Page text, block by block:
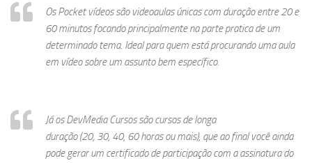
Os Pocket vídeos são videoaulas únicas com duração entre 20 e
60 minutos focando principalmente na parte pratica de um
determinado tema. Ideal para quem está procurando uma aula
em vídeo sobre um assunto bem específico.
Já os DevMedia Cursos são cursos de longa
duração (20, 30, 40, 60 horas ou mais), que ao final você ainda
pode gerar um certificado de participação com a assinatura do